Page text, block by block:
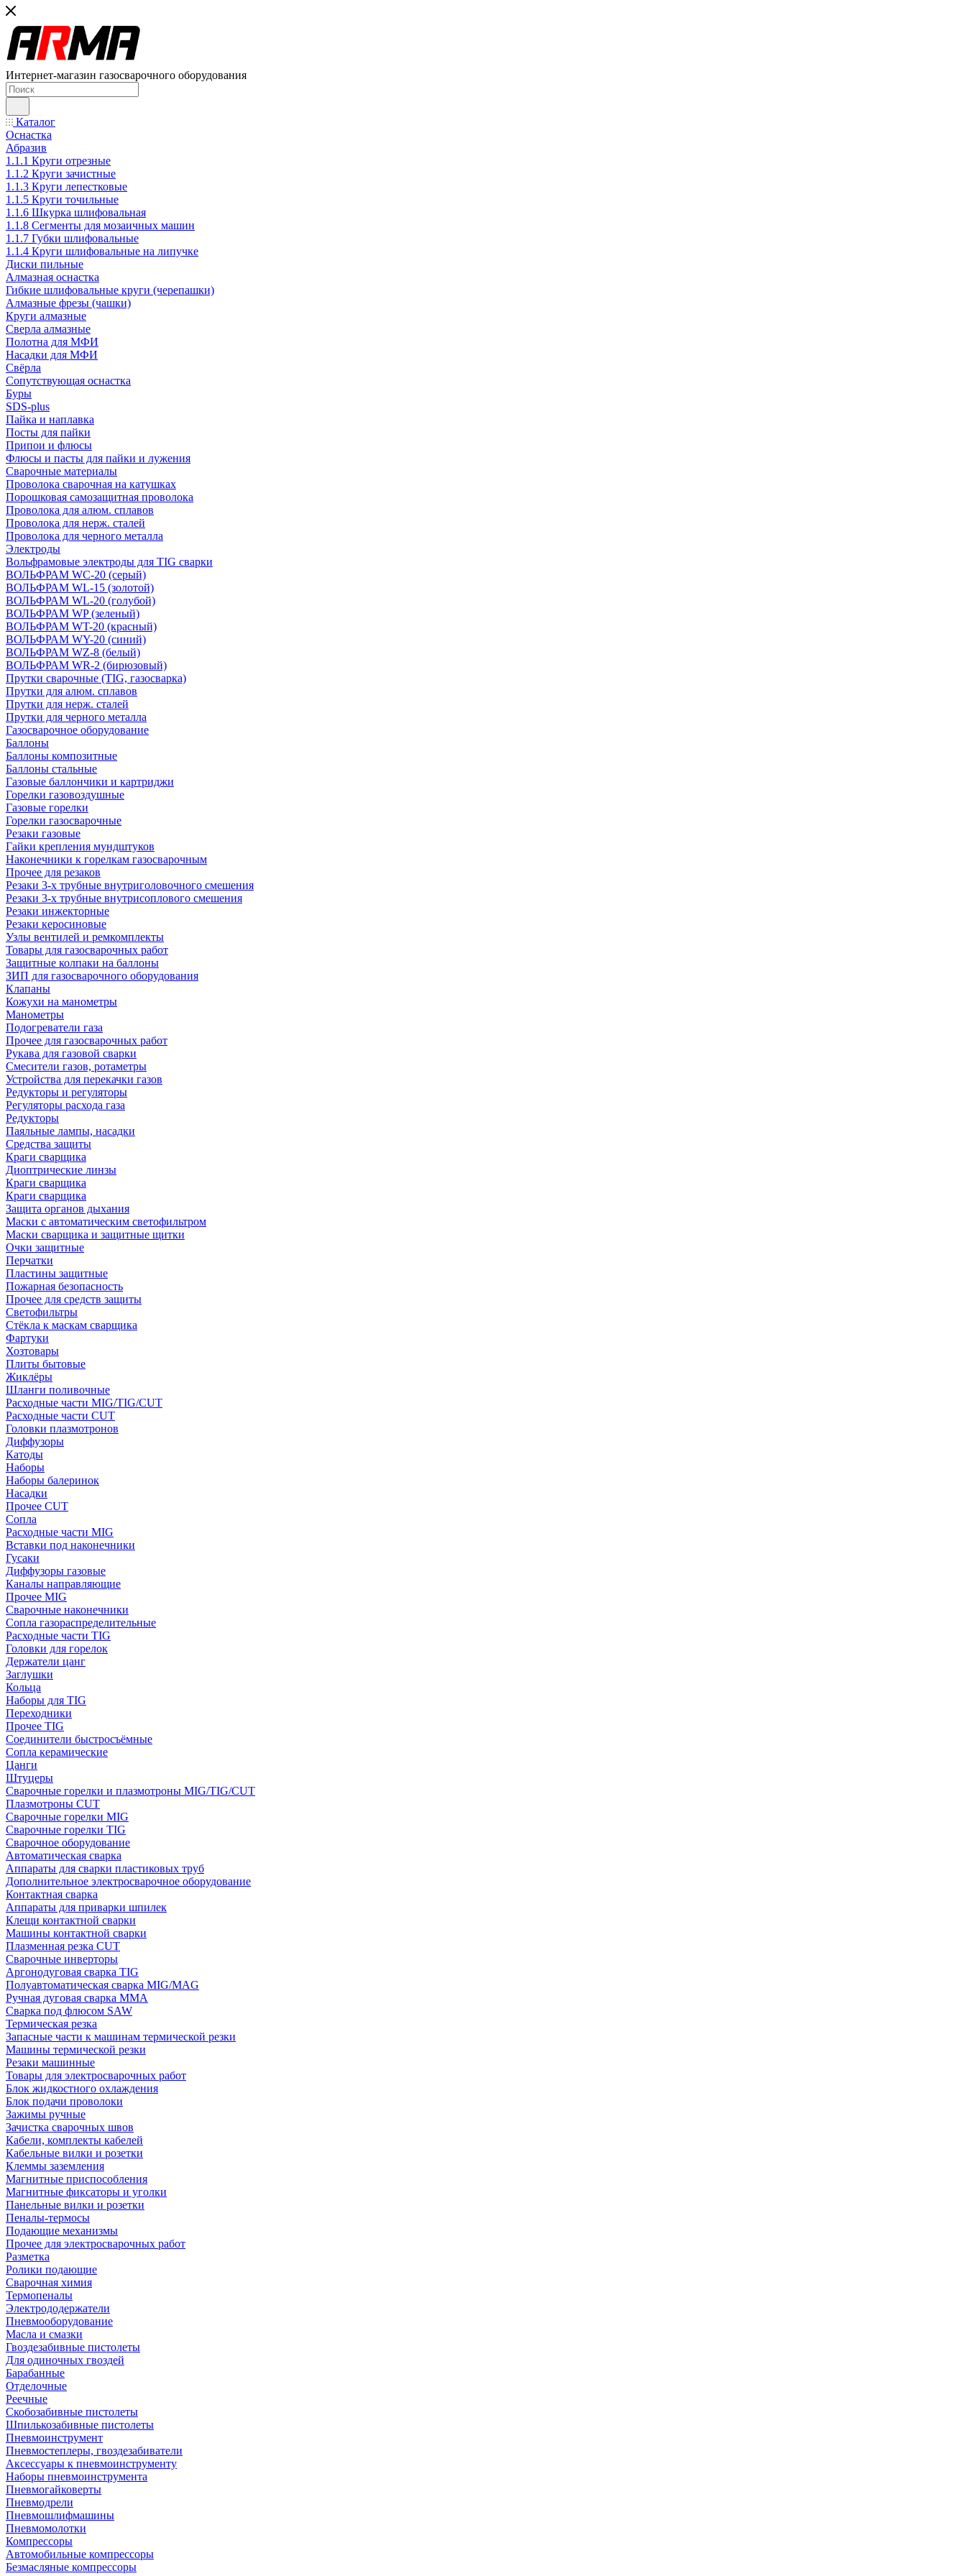
Интернет-магазин газосварочного оборудования
Каталог
Оснастка
Абразив
1.1.1 Круги отрезные
1.1.2 Круги зачистные
1.1.3 Круги лепестковые
1.1.5 Круги точильные
1.1.6 Шкурка шлифовальная
1.1.8 Сегменты для мозаичных машин
1.1.7 Губки шлифовальные
1.1.4 Круги шлифовальные на липучке
Диски пильные
Алмазная оснастка
Гибкие шлифовальные круги (черепашки)
Алмазные фрезы (чашки)
Круги алмазные
Сверла алмазные
Полотна для МФИ
Насадки для МФИ
Свёрла
Сопутствующая оснастка
Буры
SDS-plus
Пайка и наплавка
Посты для пайки
Припои и флюсы
Флюсы и пасты для пайки и лужения
Сварочные материалы
Проволока сварочная на катушках
Порошковая самозащитная проволока
Проволока для алюм. сплавов
Проволока для нерж. сталей
Проволока для черного металла
Электроды
Вольфрамовые электроды для TIG сварки
ВОЛЬФРАМ WC-20 (серый)
ВОЛЬФРАМ WL-15 (золотой)
ВОЛЬФРАМ WL-20 (голубой)
ВОЛЬФРАМ WP (зеленый)
ВОЛЬФРАМ WT-20 (красный)
ВОЛЬФРАМ WY-20 (синий)
ВОЛЬФРАМ WZ-8 (белый)
ВОЛЬФРАМ WR-2 (бирюзовый)
Прутки сварочные (TIG, газосварка)
Прутки для алюм. сплавов
Прутки для нерж. сталей
Прутки для черного металла
Газосварочное оборудование
Баллоны
Баллоны композитные
Баллоны стальные
Газовые баллончики и картриджи
Горелки газовоздушные
Газовые горелки
Горелки газосварочные
Резаки газовые
Гайки крепления мундштуков
Наконечники к горелкам газосварочным
Прочее для резаков
Резаки 3-х трубные внутриголовочного смешения
Резаки 3-х трубные внутрисоплового смешения
Резаки инжекторные
Резаки керосиновые
Узлы вентилей и ремкомплекты
Товары для газосварочных работ
Защитные колпаки на баллоны
ЗИП для газосварочного оборудования
Клапаны
Кожухи на манометры
Манометры
Подогреватели газа
Прочее для газосварочных работ
Рукава для газовой сварки
Смесители газов, ротаметры
Устройства для перекачки газов
Редукторы и регуляторы
Регуляторы расхода газа
Редукторы
Паяльные лампы, насадки
Средства защиты
Краги сварщика
Диоптрические линзы
Краги сварщика
Краги сварщика
Защита органов дыхания
Маски с автоматическим светофильтром
Маски сварщика и защитные щитки
Очки защитные
Перчатки
Пластины защитные
Пожарная безопасность
Прочее для средств защиты
Светофильтры
Стёкла к маскам сварщика
Фартуки
Хозтовары
Плиты бытовые
Жиклёры
Шланги поливочные
Расходные части MIG/TIG/CUT
Расходные части CUT
Головки плазмотронов
Диффузоры
Катоды
Наборы
Наборы балеринок
Насадки
Прочее CUT
Сопла
Расходные части MIG
Вставки под наконечники
Гусаки
Диффузоры газовые
Каналы направляющие
Прочее MIG
Сварочные наконечники
Сопла газораспределительные
Расходные части TIG
Головки для горелок
Держатели цанг
Заглушки
Кольца
Наборы для TIG
Переходники
Прочее TIG
Соединители быстросъёмные
Сопла керамические
Цанги
Штуцеры
Сварочные горелки и плазмотроны MIG/TIG/CUT
Плазмотроны CUT
Сварочные горелки MIG
Сварочные горелки TIG
Сварочное оборудование
Автоматическая сварка
Аппараты для сварки пластиковых труб
Дополнительное электросварочное оборудование
Контактная сварка
Аппараты для приварки шпилек
Клещи контактной сварки
Машины контактной сварки
Плазменная резка CUT
Сварочные инверторы
Аргонодуговая сварка TIG
Полуавтоматическая сварка MIG/MAG
Ручная дуговая сварка MMA
Сварка под флюсом SAW
Термическая резка
Запасные части к машинам термической резки
Машины термической резки
Резаки машинные
Товары для электросварочных работ
Блок жидкостного охлаждения
Блок подачи проволоки
Зажимы ручные
Зачистка сварочных швов
Кабели, комплекты кабелей
Кабельные вилки и розетки
Клеммы заземления
Магнитные приспособления
Магнитные фиксаторы и уголки
Панельные вилки и розетки
Пеналы-термосы
Подающие механизмы
Прочее для электросварочных работ
Разметка
Ролики подающие
Сварочная химия
Термопеналы
Электрододержатели
Пневмооборудование
Масла и смазки
Гвоздезабивные пистолеты
Для одиночных гвоздей
Барабанные
Отделочные
Реечные
Скобозабивные пистолеты
Шпилькозабивные пистолеты
Пневмоинструмент
Пневмостеплеры, гвоздезабиватели
Аксессуары к пневмоинструменту
Наборы пневмоинструмента
Пневмогайковерты
Пневмодрели
Пневмошлифмашины
Пневмомолотки
Компрессоры
Автомобильные компрессоры
Безмасляные компрессоры